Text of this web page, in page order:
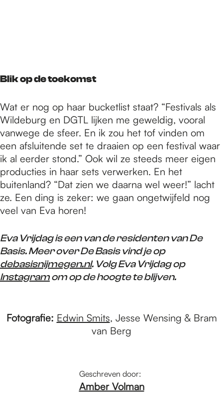
Blik op de toekomst
Wat er nog op haar bucketlist staat? “Festivals als
Wildeburg en DGTL lijken me geweldig, vooral
vanwege de sfeer. En ik zou het tof vinden om
een afsluitende set te draaien op een festival waar
ik al eerder stond.” Ook wil ze steeds meer eigen
producties in haar sets verwerken. En het
buitenland? “Dat zien we daarna wel weer!” lacht
ze. Een ding is zeker: we gaan ongetwijfeld nog
veel van Eva horen!
Eva Vrijdag is een van de residenten van De
Basis. Meer over De Basis vind je op
debasisnijmegen.nl. Volg Eva Vrijdag op
Instagramom op de hoogte te blijven.
Fotografie: Edwin Smits, Jesse Wensing & Bram
van Berg
Geschreven door:
Amber Volman